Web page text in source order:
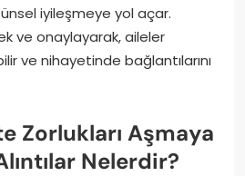
iyileşmeye yol açar.
ve onaylayarak, aileler
ve nihayetinde bağlantılarını
Zorlukları Aşmaya
Nelerdir?